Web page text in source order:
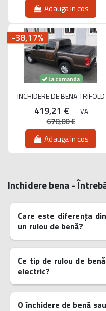
Adauga in cos
-38,17%
La comanda
INCHIDERE DE BENA TRIFOLD
419,21 € + TVA
678,00 €
Adauga in cos
Inchidere bena -
Care este diferența
un rulou de benă?
Ce tip de rulou de
electric?
O închidere de benă